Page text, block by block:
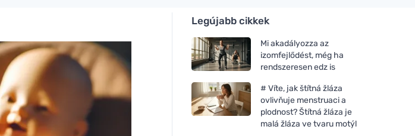
Legújabb cikkek
Mi akadályozza az
izomfejlődést, még ha
rendszeresen edz is
# Víte, jak štítná žláza
ovlivňuje menstruaci a
plodnost? Štítná žláza je
malá žláza ve tvaru motýl